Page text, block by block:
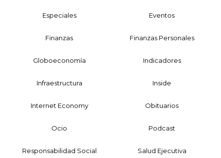
Especiales Eventos
Finanzas Finanzas Personales
Globoeconomía Indicadores
Infraestructura Inside
Internet Economy Obituarios
Ocio Podcast
Responsabilidad Social Salud Ejecutiva